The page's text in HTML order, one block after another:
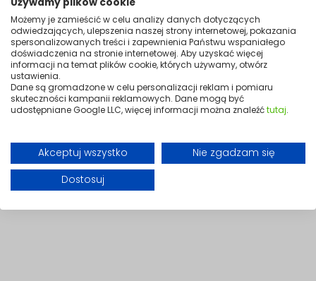
Możemy je zamieścić w celu analizy danych dotyczących
odwiedzających, ulepszenia naszej strony internetowej, pokazania
spersonalizowanych treści i zapewnienia Państwu wspaniałego
doświadczenia na stronie internetowej. Aby uzyskać więcej
informacji na temat plików cookie, których używamy, otwórz
ustawienia.
Dane są gromadzone w celu personalizacji reklam i pomiaru
skuteczności kampanii reklamowych. Dane mogą być
udostępniane Google LLC, więcej informacji można znaleźćtutaj.
Akceptuj wszystko
Nie zgadzam się
Dostosuj
Cicha praca
Wysokiej klasy silnik zapewnia niski poziom hałasu oraz wysoki